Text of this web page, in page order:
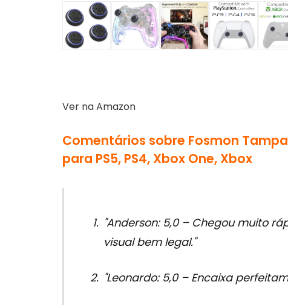
Ver na Amazon
Comentários sobre Fosmon
para PS5, PS4, Xbox One, Xbox
"Anderson: 5,0 – Chegou muito
visual bem legal."
"Leonardo: 5,0 – Encaixa